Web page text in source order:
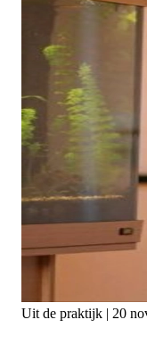
Uit de praktijk | 20